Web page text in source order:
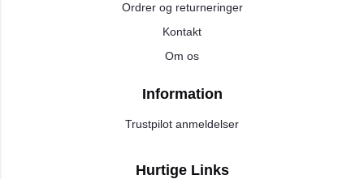
Ordrer og returneringer
Kontakt
Om os
Information
Trustpilot anmeldelser
Hurtige Links